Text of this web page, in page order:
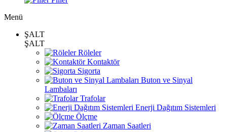
Menü
ŞALT
ŞALT
Röleler
Kontaktör
Sigorta
Buton ve Sinyal
Lambaları
Trafolar
Enerji Dağıtım Sistemleri
Ölçme
Zaman Saatleri